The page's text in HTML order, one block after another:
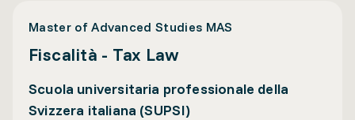
Master of Advanced Studies MAS
Fiscalità - Tax Law
Scuola universitaria professionale della
Svizzera italiana (SUPSI)